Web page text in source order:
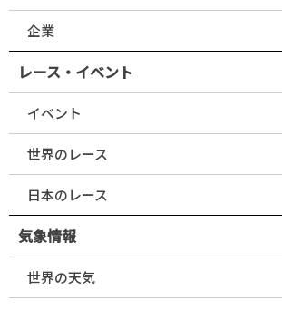
企業
レース・イベント
イベント
世界のレース
日本のレース
気象情報
世界の天気